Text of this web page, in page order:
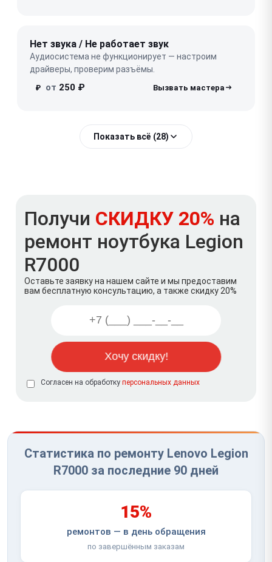
Нет звука / Не работает звук
Аудиосистема не функционирует — настроим
драйверы, проверим разъёмы.
₽ от 250 ₽
Показать всё (28)
Получи СКИДКУ 20% на
ремонт ноутбука Legion
R7000
Оставьте заявку на нашем сайте и мы предоставим
вам бесплатную консультацию, а также скидку 20%
Согласен на обработку персональных данных
Статистика по ремонту Lenovo Legion
R7000 за последние 90 дней
15%
ремонтов — в день обращения
по завершённым заказам